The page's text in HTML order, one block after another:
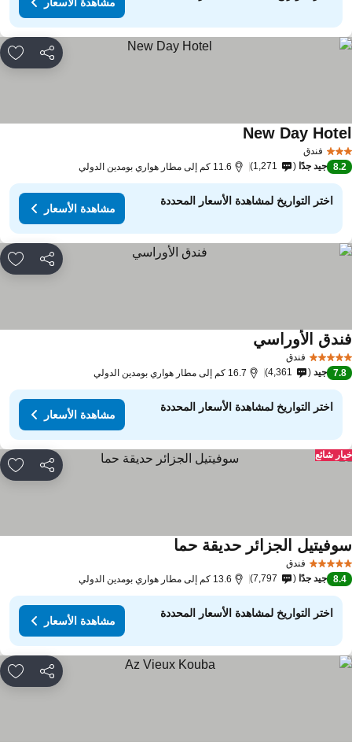
مشاركة
فندق
New Day
8.2 جيد جدًا 1,271 11.6 كم إلى مطار هواري بومدين الدولي
اختر التواريخ لمشاهدة الأسعار المحددة
مشاهدة الأسعار
مشاركة
فندق
الأوراسي
7.8 جيد 4,361 16.7 كم إلى مطار هواري بومدين الدولي
اختر التواريخ لمشاهدة الأسعار المحددة
مشاهدة الأسعار
مشاركة
شائع
فندق
الجزائر حديقة حما
8.4 جيد جدًا 7,797 13.6 كم إلى مطار هواري بومدين الدولي
اختر التواريخ لمشاهدة الأسعار المحددة
مشاهدة الأسعار
مشاركة